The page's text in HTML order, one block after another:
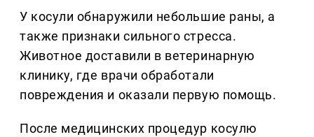
У косули обнаружили небольшие раны, а
также признаки сильного стресса.
Животное доставили в ветеринарную
клинику, где врачи обработали
повреждения и оказали первую помощь.
После медицинских процедур косулю